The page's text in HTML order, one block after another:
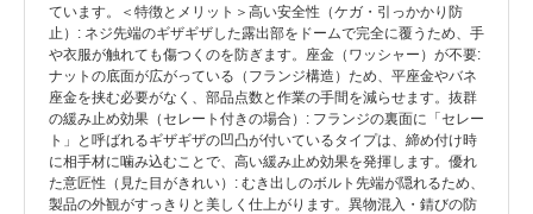
ています。＜特徴とメリット＞高い安全性（ケガ・引っかかり防
止）: ネジ先端のギザギザした露出部をドームで完全に覆うため、手
や衣服が触れても傷つくのを防ぎます。座金（ワッシャー）が不要:
ナットの底面が広がっている（フランジ構造）ため、平座金やバネ
座金を挟む必要がなく、部品点数と作業の手間を減らせます。抜群
の緩み止め効果（セレート付きの場合）: フランジの裏面に「セレー
ト」と呼ばれるギザギザの凹凸が付いているタイプは、締め付け時
に相手材に噛み込むことで、高い緩み止め効果を発揮します。優れ
た意匠性（見た目がきれい）: むき出しのボルト先端が隠れるため、
製品の外観がすっきりと美しく仕上がります。異物混入・錆びの防